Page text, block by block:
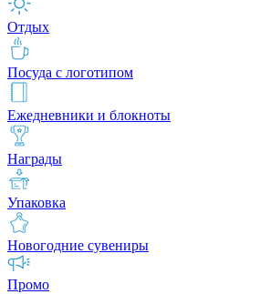
Отдых
Посуда с логотипом
Ежедневники и блокноты
Награды
Упаковка
Новогодние сувениры
Промо